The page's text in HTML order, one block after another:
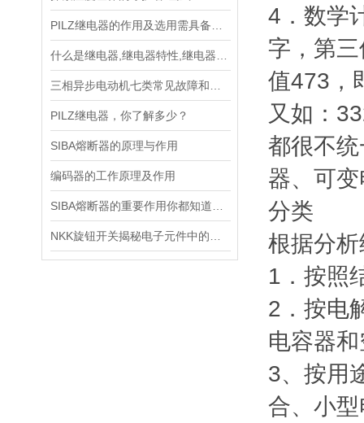
PILZ继电器，你了解多少？
SIBA熔断器的原理与作用
编码器的工作原理及作用
4．数学
字，第
值473，
又如：
都很不
器、可
分类
根据分
1．按照
2．按电
电容器
3、按用
合、小